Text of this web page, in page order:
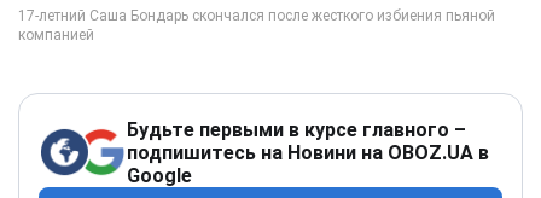
Будьте первыми в курсе главного –
подпишитесь на Новини на OBOZ.UA в
Google